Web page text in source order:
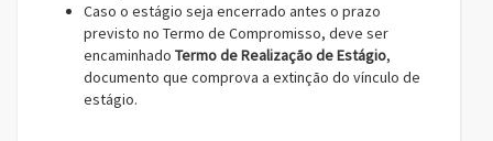
Caso o estágio seja encerrado antes o prazo
previsto no Termo de Compromisso, deve ser
encaminhado Termo de Realização de Estágio,
documento que comprova a extinção do vínculo de
estágio.